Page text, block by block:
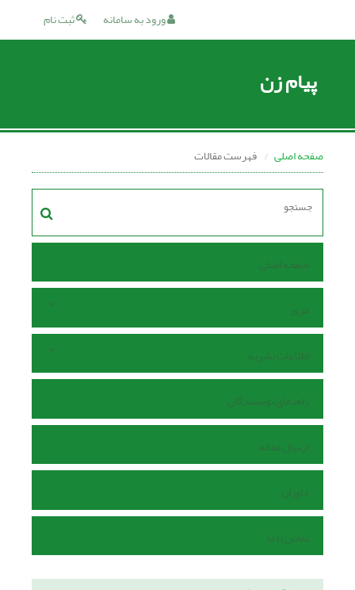
ثبت نام ورود به سامانه
پیام زن
صفحه اصلی فهرست مقالات
صفحه اصلی
مرور
اطلاعات نشریه
راهنمای نویسندگان
ارسال مقاله
داوران
تماس با ما